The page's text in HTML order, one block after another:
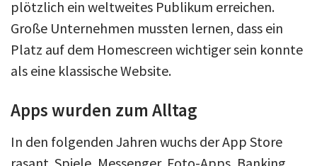
plötzlich ein weltweites Publikum erreichen.
Große Unternehmen mussten lernen, dass ein
Platz auf dem Homescreen wichtiger sein konnte
als eine klassische Website.
Apps wurden zum Alltag
In den folgenden Jahren wuchs der App Store